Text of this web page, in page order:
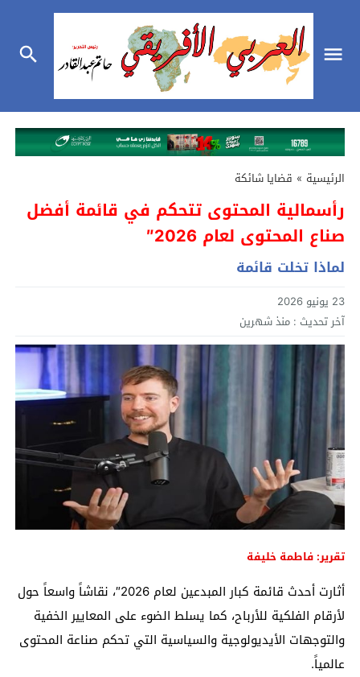
الرئيسية » قضايا شائكة
رأسمالية المحتوى تتحكم في قائمة أفضل
صناع المحتوى لعام 2026″
لماذا تخلت قائمة
23 يونيو 2026
آخر تحديث : منذ شهرين
تقرير: فاطمة خليفة
أثارت أحدث قائمة كبار المبدعين لعام 2026″، نقاشاً واسعاً حول
لأرقام الفلكية للأرباح، كما يسلط الضوء على المعايير الخفية
والتوجهات الأيديولوجية والسياسية التي تحكم صناعة المحتوى
عالمياً.